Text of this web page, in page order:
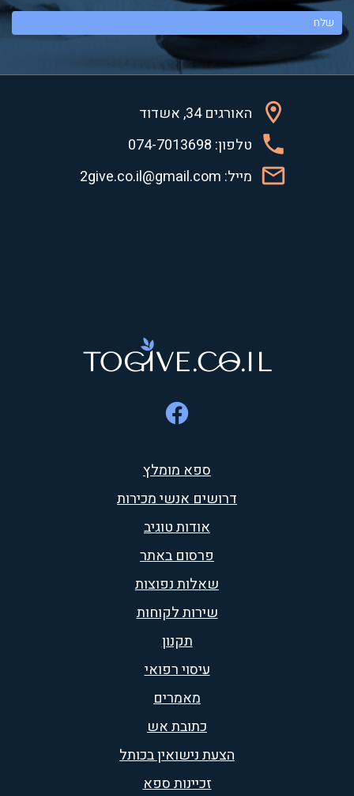
האורגים 34, אשדוד
טלפון: 074-7013698
מייל: 2give.co.il@gmail.com
ספא מומלץ
דרושים אנשי מכירות
אודות טוגיב
פרסום באתר
שאלות נפוצות
שירות לקוחות
תקנון
עיסוי רפואי
מאמרים
כתובת אש
הצעת נישואין בכותל
זכיינות ספא